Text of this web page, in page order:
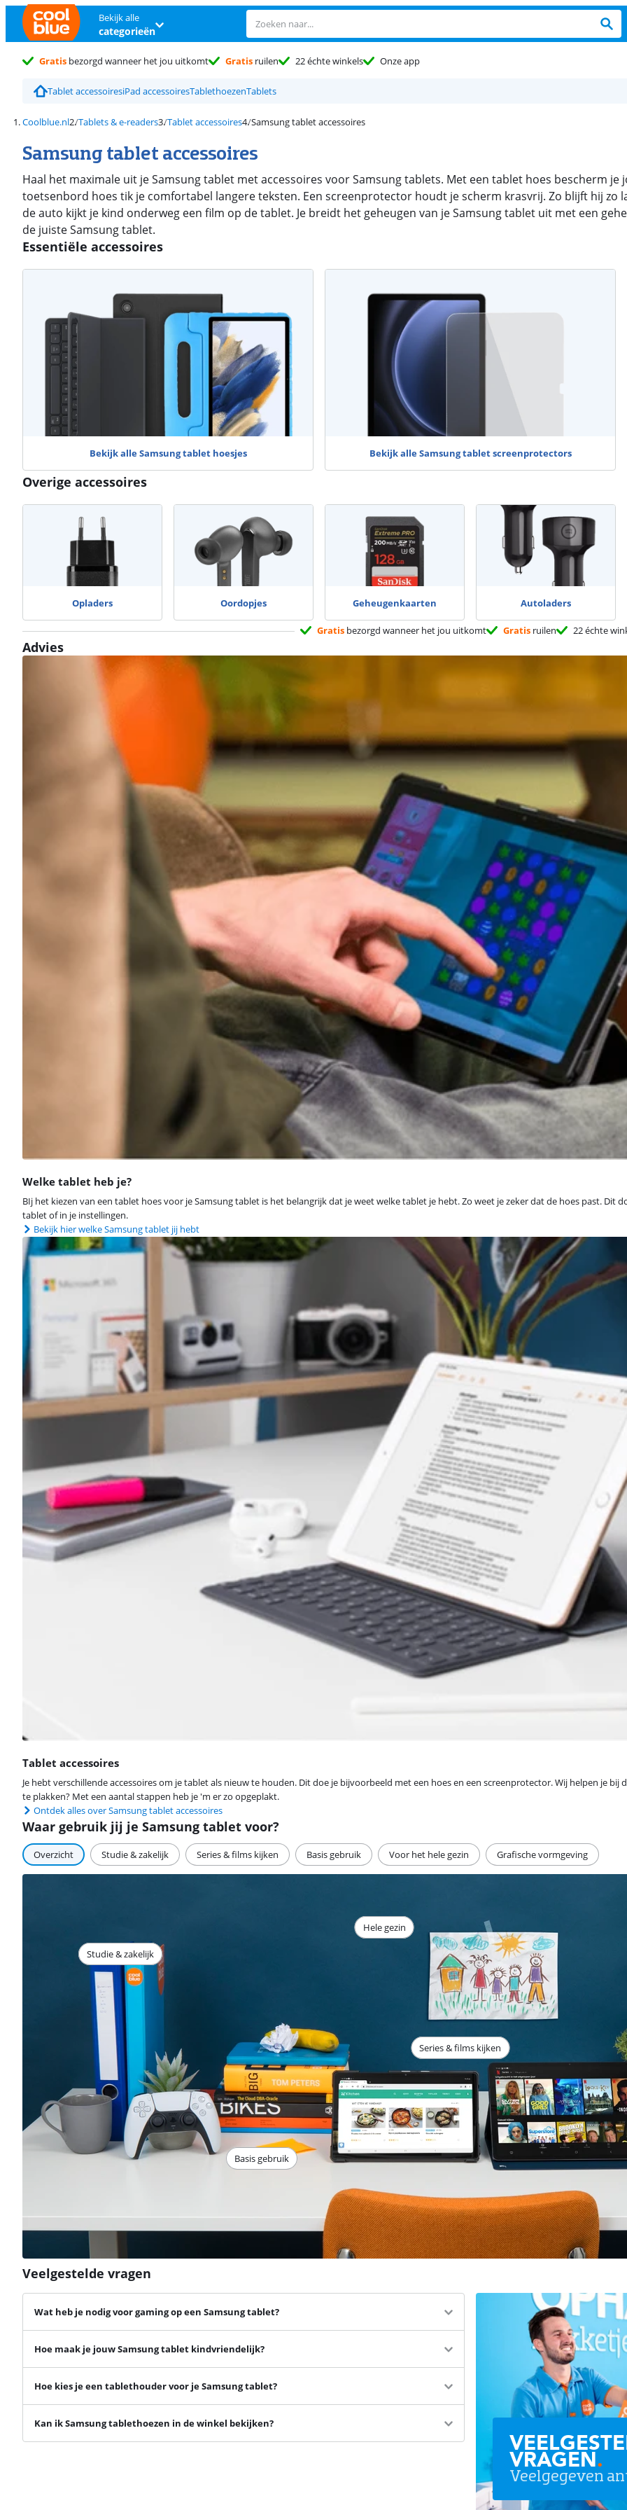
Bekijk alle
categorieën
Gratis bezorgd wanneer het jou uitkomt Gratis ruilen 22 échte winkels Onze app
Tablet accessoiresiPad accessoiresTablethoezenTablets
Coolblue.nl Tablets & e-readers Tablet accessoires Samsung tablet accessoires
Samsung tablet accessoires
Haal het maximale uit je Samsung tablet met accessoires voor Samsung tablets. Met een tablet hoes bescherm
toetsenbord hoes tik je comfortabel langere teksten. Een screenprotector houdt je scherm krasvrij. Zo blijft hij zo
de auto kijkt je kind onderweg een film op de tablet. Je breidt het geheugen van je Samsung tablet uit met een
de juiste Samsung tablet.
Essentiële accessoires
Bekijk alle Samsung tablet hoesjes Bekijk alle Samsung tablet screenprotectors
Overige accessoires
Opladers Oordopjes Geheugenkaarten Autoladers
Gratisbezorgd wanneer het jou uitkomt Gratisruilen 22 échte
Advies
Welke tablet heb je?
BIj het kiezen van een tablet hoes voor je Samsung tablet is het belangrijk dat je weet welke tablet je hebt. Zo weet je zeker dat de hoes past.
tablet of in je instellingen.
Bekijk hier welke Samsung tablet jij hebt
Tablet accessoires
Je hebt verschillende accessoires om je tablet als nieuw te houden. Dit doe je bijvoorbeeld met een hoes en een screenprotector. Wij helpen je
te plakken? Met een aantal stappen heb je 'm er zo opgeplakt.
Ontdek alles over Samsung tablet accessoires
Waar gebruik jij je Samsung tablet voor?
Overzicht Studie & zakelijk Series & films kijken Basis gebruik Voor het hele gezin Grafische vormgeving
Series & films kijken
Hele gezin
Studie & zakelijk
Basis gebruik
Veelgestelde vragen
Wat heb je nodig voor gaming op een Samsung tablet?
Hoe maak je jouw Samsung tablet kindvriendelijk?
Hoe kies je een tablethouder voor je Samsung tablet?
Kan ik Samsung tablethoezen in de winkel bekijken?
VRAGEN.
Veelgegeven